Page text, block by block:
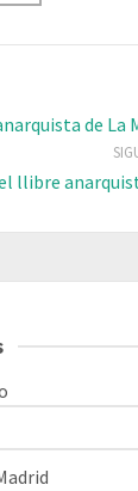
de La
llibre